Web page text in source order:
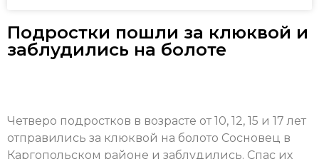
Подростки пошли за клюквой и
заблудились на болоте
Четверо подростков в возрасте от 10, 12, 15 и 17 лет
отправились за клюквой на болото Сосновец в
Каргопольском районе и заблудились. Спас их